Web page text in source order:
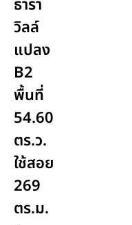
ธารา
วิลล์
แปลง
B2
พื้นที่
54.60
ตร.ว.
ใช้สอย
269
ตร.ม.